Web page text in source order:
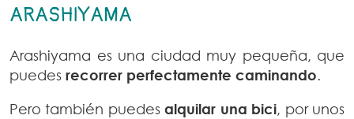
ARASHIYAMA
Arashiyama es una ciudad muy pequeña, que
puedes recorrer perfectamente caminando.
Pero también puedesalquilar una bici, por unos